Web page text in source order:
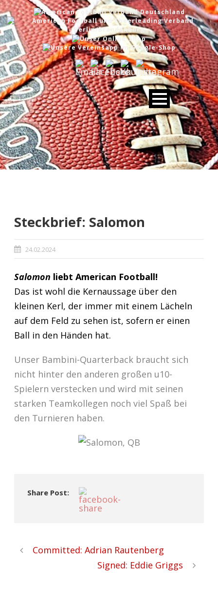
Steckbrief: Salomon
24.02.2024
Salomon liebt American Football!
Das ist wohl die Kernaussage über den
kleinen Kerl, der immer mit einem Lächeln
auf dem Feld zu sehen ist, sofern er einen
Ball in den Händen hat.
Unser Bambini-Quarterback braucht sich
nicht hinter den anderen großen u10-
Spielern verstecken und wird mit seinen
starken Teamkollegen noch viel Spaß bei
den Turnieren haben.
Share Post:
Committed: Adrian Rautenberg
Signed: Eddie Griggs